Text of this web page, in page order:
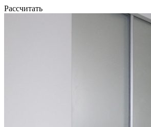
Рассчитать